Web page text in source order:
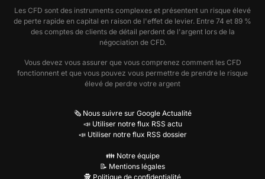
Les CFD sont des instruments complexes et présentent un risque élevé
de perte rapide en capital en raison de l'effet de levier. Entre 74 et 89 %
des comptes de clients de détail perdent de l'argent lors de la
négociation de CFD.
Vous devez vous assurer que vous comprenez comment les CFD
fonctionnent et que vous pouvez vous permettre de prendre le risque
élevé de perdre votre argent
🗞️ Nous suivre sur Google Actualité
📣 Utiliser notre flux RSS actu
📣 Utiliser notre flux RSS dossier
👪 Notre équipe
📝 Mentions légales
🕵️ Politique de confidentialité